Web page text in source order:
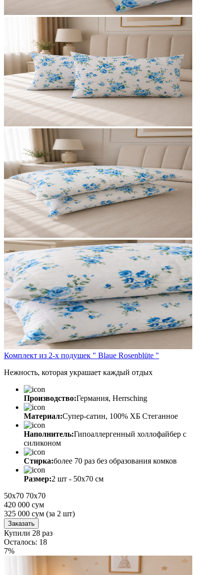
Комплект из 2-х подушек " Blaue Rosenblüte "
Нежность, которая украшает каждый отдых
Производство:Германия, Herrsching
Материал:Супер-сатин, 100% ХБ Стеганное
Наполнитель:Гипоаллергенный холлофайбер с
силиконом
Стирка:более 70 раз без образования комков
Размер:2 шт - 50х70 см
50х70 70х70
420 000 сум
325 000 сум (за 2 шт)
Заказать
Купили 28 раз
Осталось: 18
7%